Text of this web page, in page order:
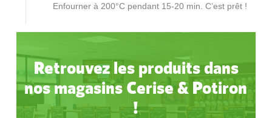
Enfourner à 200°C pendant 15-20 min. C’est prêt !
Retrouvez les produits dans
nos magasins Cerise & Potiron
!